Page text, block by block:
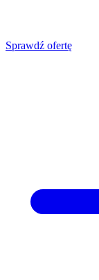
Sprawdź ofertę